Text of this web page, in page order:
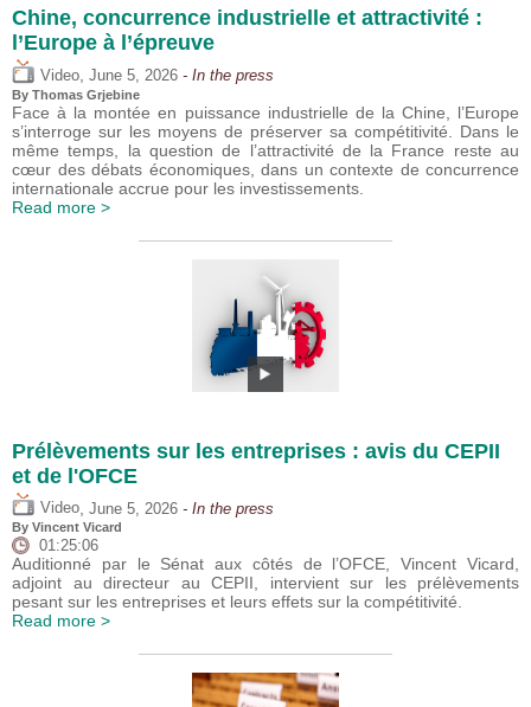
Chine, concurrence industrielle et attractivité :
l’Europe à l’épreuve
Video June 5, 2026 - In the press
By Thomas Grjebine
Face à la montée en puissance industrielle de la Chine, l’Europe
s’interroge sur les moyens de préserver sa compétitivité. Dans le
même temps, la question de l’attractivité de la France reste au
cœur des débats économiques, dans un contexte de concurrence
internationale accrue pour les investissements.
Read more >
Prélèvements sur les entreprises : avis du CEPII
et de l'OFCE
Video June 5, 2026 - In the press
By Vincent Vicard
01:25:06
Auditionné par le Sénat aux côtés de l’OFCE, Vincent Vicard,
adjoint au directeur au CEPII, intervient sur les prélèvements
pesant sur les entreprises et leurs effets sur la compétitivité.
Read more >